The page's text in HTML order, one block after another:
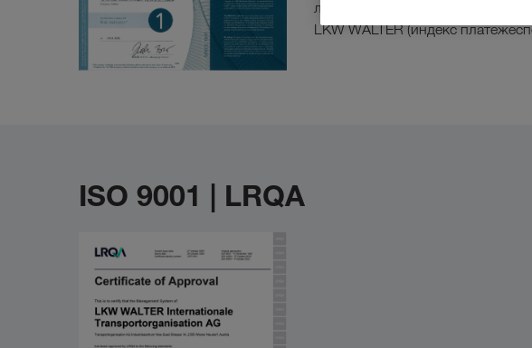
лицах, засвидетельствовала
LKW WALTER (индекс
ISO 9001 | LRQA